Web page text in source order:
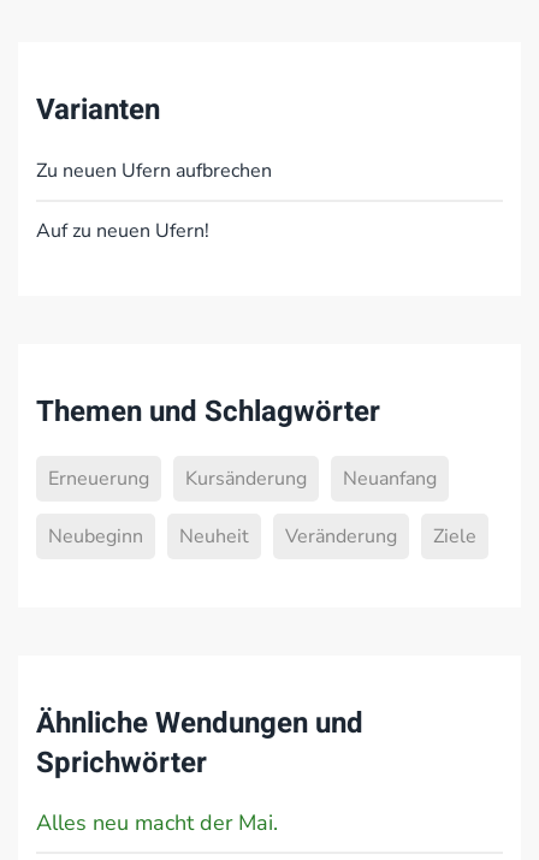
Varianten
Zu neuen Ufern aufbrechen
Auf zu neuen Ufern!
Themen und Schlagwörter
Erneuerung Kursänderung Neuanfang
Neubeginn Neuheit Veränderung Ziele
Ähnliche Wendungen und
Sprichwörter
Alles neu macht der Mai.